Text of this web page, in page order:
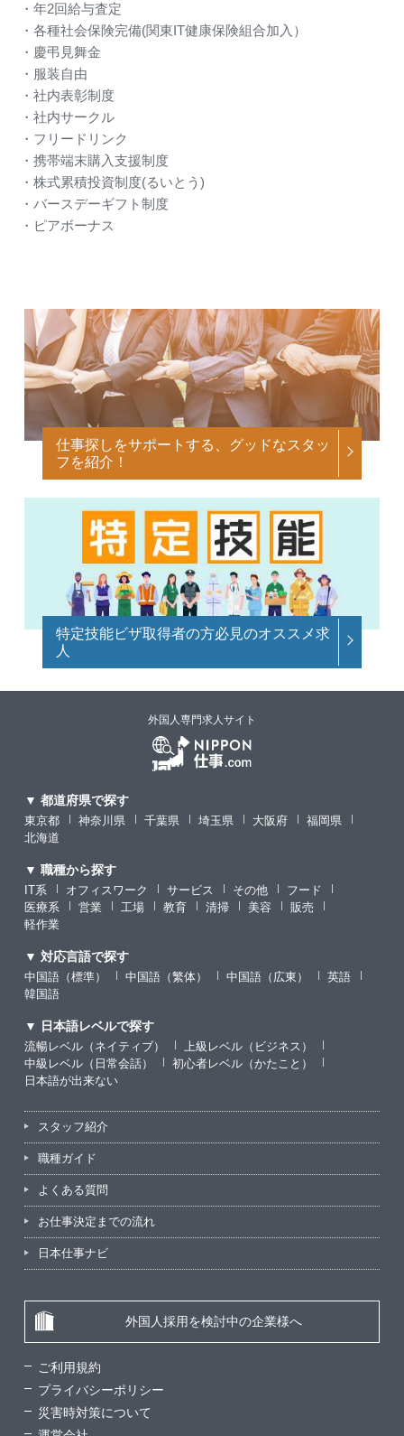
・年2回給与査定
・各種社会保険完備(関東IT健康保険組合加入）
・慶弔見舞金
・服装自由
・社内表彰制度
・社内サークル
・フリードリンク
・携帯端末購入支援制度
・株式累積投資制度(るいとう)
・バースデーギフト制度
・ピアボーナス
仕事探しをサポートする、グッドなスタッ
フを紹介！
特定技能ビザ取得者の方必見のオススメ求
人
外国人専門求人サイト
▼ 都道府県で探す
東京都 神奈川県 千葉県 埼玉県 大阪府
福岡県
北海道
▼ 職種から探す
IT系 オフィスワーク サービス その他
フード
医療系
営業 工場 教育 清掃 美容
販売
軽作業
▼ 対応言語で探す
中国語（標準） 中国語（繁体） 中国語（広東）
英語
韓国語
▼ 日本語レベルで探す
流暢レベル（ネイティブ）
上級レベル（ビジネス）
中級レベル（日常会話）
初心者レベル（かたこと）
日本語が出来ない
スタッフ紹介
職種ガイド
よくある質問
お仕事決定までの流れ
日本仕事ナビ
外国人採用を検討中の企業様へ
ご利用規約
プライバシーポリシー
災害時対策について